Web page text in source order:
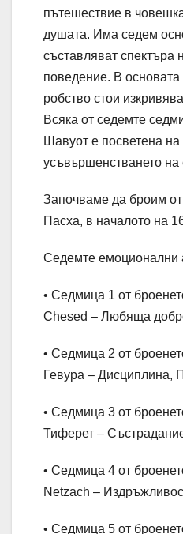
пътешествие в
душата. Има седем
съставляват спектъра
поведение. В
робство стои
Всяка от седемте
Шавуот е посветена на
усъвършенстването на
Започваме да броим
Пасха, в началото на
Седемте емоционални
• Седмица 1 от
Chesed – Любяща
• Седмица 2 от
Гевура – Дисциплина,
• Седмица 3 от
Тиферет –
• Седмица 4 от
Netzach –
• Седмица 5 от